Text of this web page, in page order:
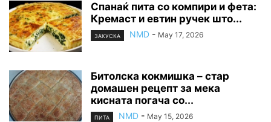
Спанаќ пита со компири и фета:
Кремаст и евтин ручек што...
ЗАКУСКА NMD - May 17, 2026
Битолска кокмишка – стар
домашен рецепт за мека
кисната погача со...
ПИТА NMD - May 15, 2026